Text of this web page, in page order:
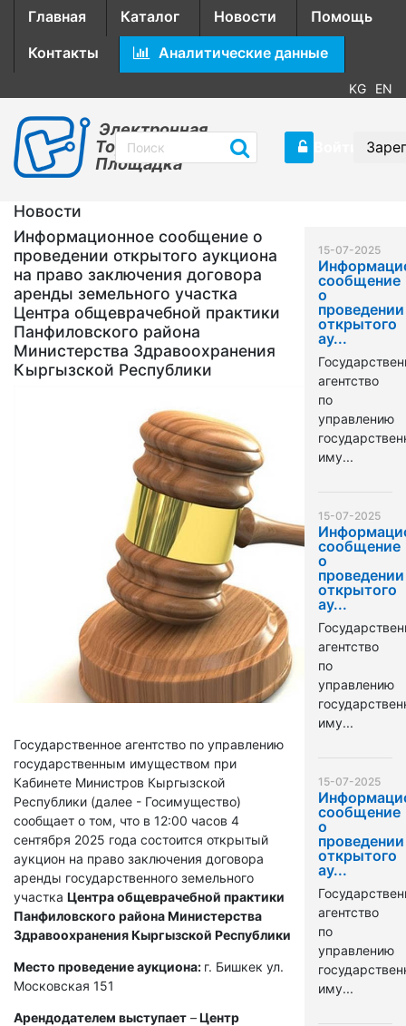
Главная Каталог Новости
Помощь
Контакты
Аналитические данные
KG EN
Электронная
Торговая
Площадка
Новости
Информационное сообщение о
проведении открытого аукциона
на право заключения договора
аренды земельного участка
Центра общеврачебной практики
Панфиловского района
Министерства Здравоохранения
Кыргызской Республики
Государственное агентство по управлению
государственным имуществом при
Кабинете Министров Кыргызской
Республики (далее - Госимущество)
сообщает о том, что в 12:00 часов 4
сентября 2025 года состоится открытый
аукцион на право заключения договора
аренды государственного земельного
участка Центра общеврачебной практики
Панфиловского района Министерства
Здравоохранения Кыргызской Республики
Место проведение аукциона: г. Бишкек ул.
Московская 151
Арендодателем выступает –Центр
15-07-2025
сообщение
о
проведении
открытого
ау...
агентство
по
управлению
иму...
15-07-2025
сообщение
о
проведении
открытого
ау...
агентство
по
управлению
иму...
15-07-2025
сообщение
о
проведении
открытого
ау...
агентство
по
управлению
иму...